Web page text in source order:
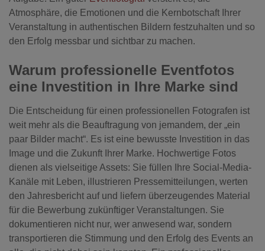
Atmosphäre, die Emotionen und die Kernbotschaft Ihrer
Veranstaltung in authentischen Bildern festzuhalten und so
den Erfolg messbar und sichtbar zu machen.
Warum professionelle Eventfotos
eine Investition in Ihre Marke sind
Die Entscheidung für einen professionellen Fotografen ist
weit mehr als die Beauftragung von jemandem, der „ein
paar Bilder macht“. Es ist eine bewusste Investition in das
Image und die Zukunft Ihrer Marke. Hochwertige Fotos
dienen als vielseitige Assets: Sie füllen Ihre Social-Media-
Kanäle mit Leben, illustrieren Pressemitteilungen, werten
den Jahresbericht auf und liefern überzeugendes Material
für die Bewerbung zukünftiger Veranstaltungen. Sie
dokumentieren nicht nur, wer anwesend war, sondern
transportieren die Stimmung und den Erfolg des Events an